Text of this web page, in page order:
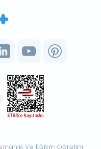
Ve Eğitim Öğretim